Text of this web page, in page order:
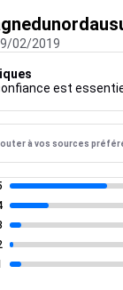
02/2019
à vos sources